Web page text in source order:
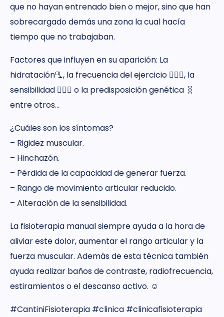
que no hayan entrenado bien o mejor, sino que han
sobrecargado demás una zona la cual hacía
tiempo que no trabajaban.
Factores que influyen en su aparición: La
hidratación🫗, la frecuencia del ejercicio 🤸🏽‍♀️, la
sensibilidad 🧘🏼‍♂️ o la predisposición genética 🧬
entre otros…
¿Cuáles son los síntomas?
– Rigidez muscular.
– Hinchazón.
– Pérdida de la capacidad de generar fuerza.
– Rango de movimiento articular reducido.
– Alteración de la sensibilidad.
La fisioterapia manual siempre ayuda a la hora de
aliviar este dolor, aumentar el rango articular y la
fuerza muscular. Además de esta técnica también
ayuda realizar baños de contraste, radiofrecuencia,
estiramientos o el descanso activo. ☺️
#CantiniFisioterapia #clinica #clinicafisioterapia